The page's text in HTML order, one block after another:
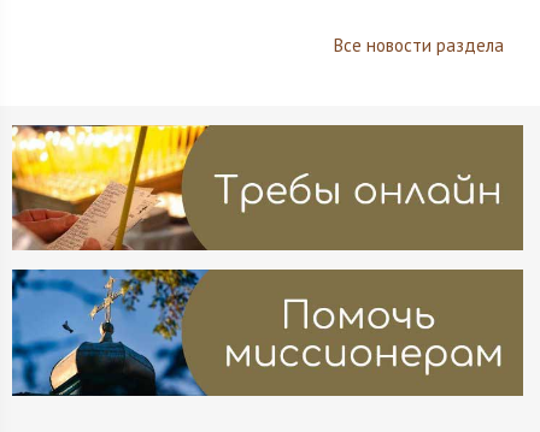
Все новости раздела